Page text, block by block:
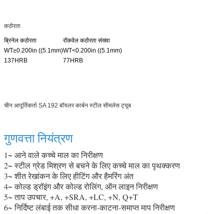
कठोरता
ब्रिनेल कठोरता
रॉकवेल कठोरता संख्या
WT≥0.200in ((5.1mm)WT<0.200in ((5.1mm)
137HRB
77HRB
चीन आपूर्तिकर्ता SA 192 बॉयलर कार्बन स्टील सीमलेस ट्यूब
गुणवत्ता नियंत्रण
1~ आने वाले कच्चे माल का निरीक्षण
2~ स्टील ग्रेड मिश्रण से बचने के लिए कच्चे माल का पृथक्करण
3~ शीत रेखांकन के लिए हीटिंग और हैमरिंग अंत
4~ कोल्ड ड्रॉइंग और कोल्ड रोलिंग, ऑन लाइन निरीक्षण
5~ ताप उपचार, +A, +SRA, +LC, +N, Q+T
6~ निर्दिष्ट लंबाई तक सीधा करना-काटना-समाप्त माप निरीक्षण